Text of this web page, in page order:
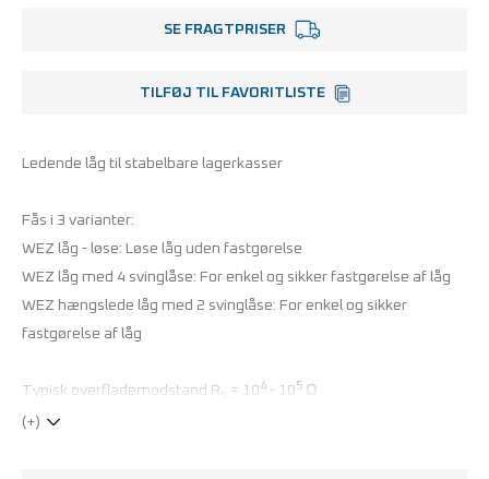
SE FRAGTPRISER
TILFØJ TIL FAVORITLISTE
Ledende låg til stabelbare lagerkasser
Fås i 3 varianter:
WEZ låg - løse: Løse låg uden fastgørelse
WEZ låg med 4 svinglåse: For enkel og sikker fastgørelse af låg
WEZ hængslede låg med 2 svinglåse: For enkel og sikker
fastgørelse af låg
Typisk overflademodstand R s = 10 4 - 10 5 Ω
(+)